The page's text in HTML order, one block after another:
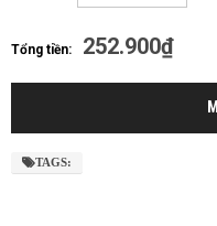
Tổng tiền: 252.900₫
TAGS: